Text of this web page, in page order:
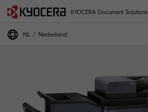
KYOCERA Document Solutions
NL Nederland